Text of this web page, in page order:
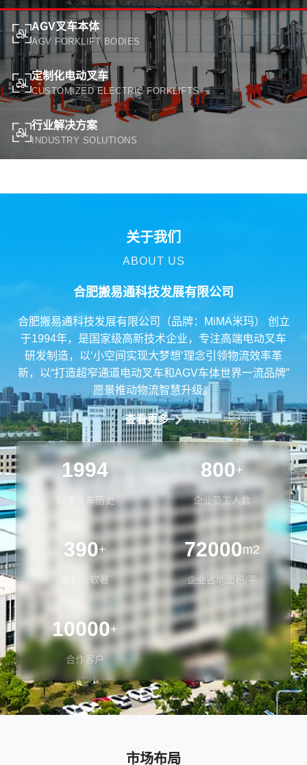
AGV叉车本体
AGV FORKLIFT BODIES
定制化电动叉车
CUSTOMIZED ELECTRIC FORKLIFTS
行业解决方案
INDUSTRY SOLUTIONS
关于我们
ABOUT US
合肥搬易通科技发展有限公司
合肥搬易通科技发展有限公司（品牌：MiMA米玛） 创立
于1994年，是国家级高新技术企业，专注高端电动叉车
研发制造，以‘小空间实现大梦想’理念引领物流效率革
新，以“打造超窄通道电动叉车和AGV车体世界一流品牌”
愿景推动物流智慧升级。
查看更多
1994
32年叉车历史
800+
企业员工人数
390+
专利及软著
72000m2
企业占地面积/平
10000+
合作客户
市场布局